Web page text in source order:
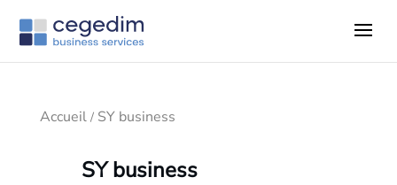
Accueil/ SY business
SY business